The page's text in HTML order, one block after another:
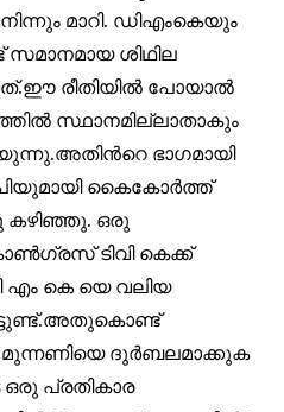
of
be part of the
മാറി. ഡിഎംകെയും
ശിഥില
രീതിയിൽ പോയാൽ
സ്ഥാനമില്ലാതാകും
ഭാഗമായി
കൈകോർത്ത്
കഴിഞ്ഞു. ഒരു
ടിവി കെക്ക്
കെ യെ വലിയ
മുന്നണിയെ ദുർബലമാക്കുക
പ്രതികാര